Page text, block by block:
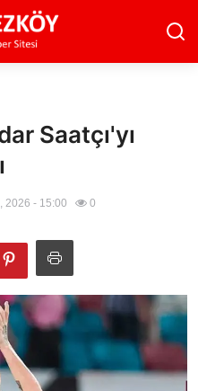
Saatçı'yı
2026 - 15:00 0